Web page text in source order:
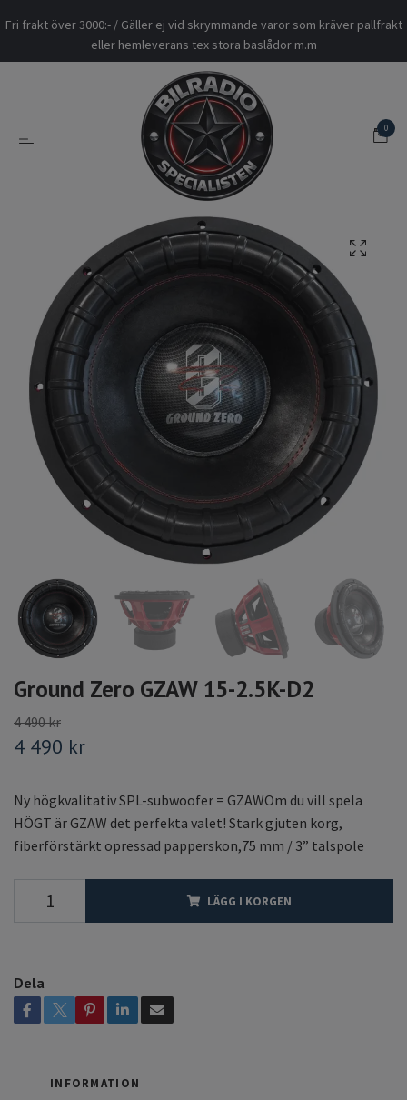
Fri frakt över 3000:- / Gäller ej vid skrymmande varor som kräver pallfrakt
eller hemleverans tex stora baslådor m.m
0
Ground Zero GZAW 15-2.5K-D2
4 490 kr
4 490 kr
Ny högkvalitativ SPL-subwoofer = GZAWOm du vill spela
HÖGT är GZAW det perfekta valet! Stark gjuten korg,
fiberförstärkt opressad papperskon,75 mm / 3” talspole
LÄGG I KORGEN
Dela
INFORMATION